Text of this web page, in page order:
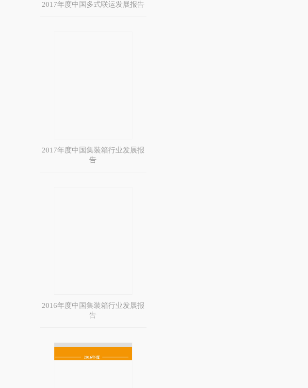
2017年度中国多式联运发展报告
2017年度中国集装箱行业发展报
告
2016年度中国集装箱行业发展报
告